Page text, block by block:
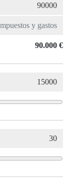
90.000 €